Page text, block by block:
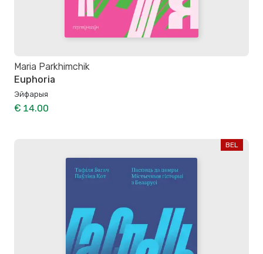
Maria Parkhimchik
Euphoria
Эйфарыя
€ 14.00
BEL